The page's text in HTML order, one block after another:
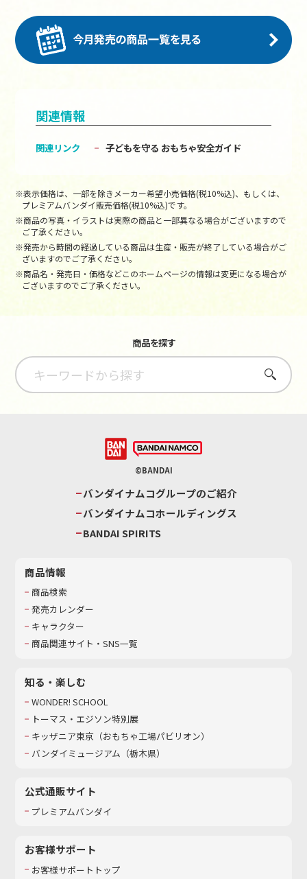
関連情報
関連リンク 子どもを守る おもちゃ安全ガイド
※表示価格は、一部を除きメーカー希望小売価格(税10%込)、もしくは、
プレミアムバンダイ販売価格(税10%込)です。
※商品の写真・イラストは実際の商品と一部異なる場合がございますので
ご了承ください。
※発売から時間の経過している商品は生産・販売が終了している場合がご
ざいますのでご了承ください。
※商品名・発売日・価格などこのホームページの情報は変更になる場合が
ございますのでご了承ください。
商品を探す
さがす
©BANDAI
バンダイナムコグループのご紹介
バンダイナムコホールディングス
BANDAI SPIRITS
商品情報
商品検索
発売カレンダー
キャラクター
商品関連サイト・SNS一覧
知る・楽しむ
WONDER! SCHOOL
トーマス・エジソン特別展
キッザニア東京（おもちゃ工場パビリオン）​
バンダイミュージアム（栃木県）
公式通販サイト
プレミアムバンダイ
お客様サポート
お客様サポートトップ